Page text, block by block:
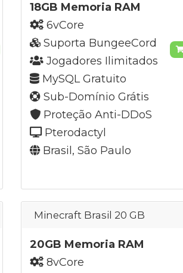
18GB Memoria RAM
6vCore
Suporta BungeeCord
Jogadores Ilimitados
MySQL Gratuito
Sub-Domínio Grátis
Proteção Anti-DDoS
Pterodactyl
Brasil, São Paulo
Minecraft Brasil 20 GB
20GB Memoria RAM
8vCore